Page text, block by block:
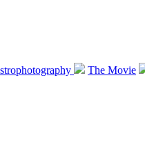
The Movie